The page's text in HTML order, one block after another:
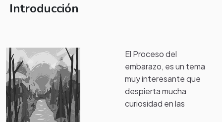
Introducción
El Proceso del
embarazo, es un tema
muy interesante que
despierta mucha
curiosidad en las